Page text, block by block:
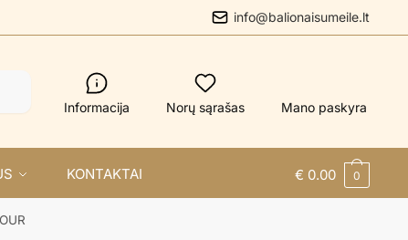
info@balionaisumeile.lt
Informacija Norų sąrašas Mano paskyra
KONTAKTAI € 0.00 0